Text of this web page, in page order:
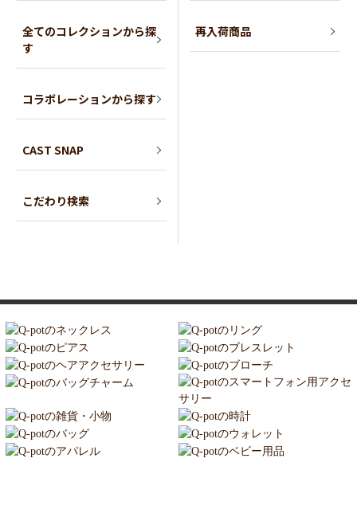
全てのコレクションから探
す
コラボレーションから探す
CAST SNAP
こだわり検索
再入荷商品